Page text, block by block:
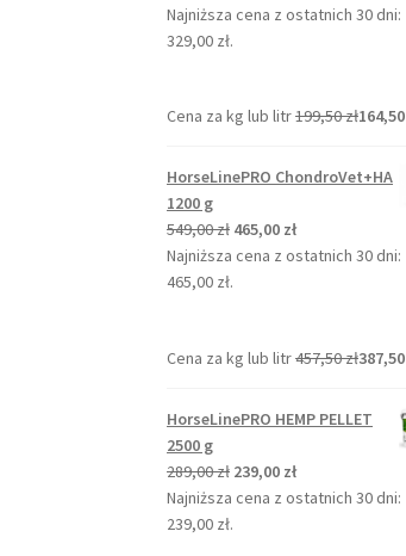
cena
cena
Najniższa cena z ostatnich 30 dni:
329,00 zł.
Cena za kg lub litr199,50zł164,50
HorseLinePRO ChondroVet+HA
1200 g
549,00zł Pierwotna
cena
465,00 złAktualna
cena
Najniższa cena z ostatnich 30 dni:
465,00 zł.
Cena za kg lub litr457,50zł387,50
HorseLinePRO HEMP PELLET
2500 g
289,00zł Pierwotna
cena
239,00 złAktualna
cena
Najniższa cena z ostatnich 30 dni:
239,00 zł.